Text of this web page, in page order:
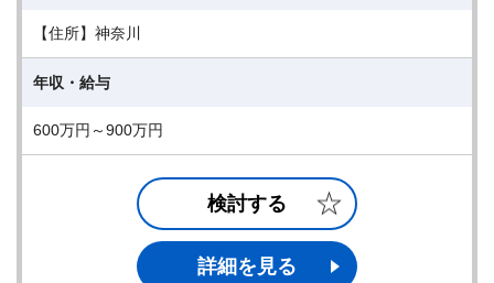
【住所】神奈川
年収・給与
600万円～900万円
検討する
詳細を見る